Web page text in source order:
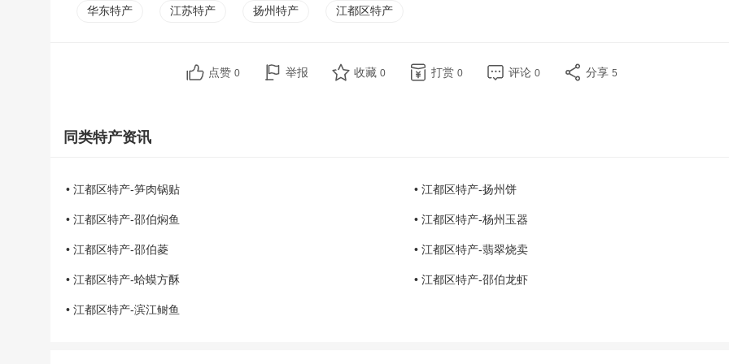
华东特产 江苏特产 扬州特产 江都区特产
点赞 0 举报 收藏 0 打赏 0 评论 0 分享 5
同类特产资讯
• 江都区特产-笋肉锅贴 • 江都区特产-扬州饼
• 江都区特产-邵伯焖鱼 • 江都区特产-杨州玉器
• 江都区特产-邵伯菱 • 江都区特产-翡翠烧卖
• 江都区特产-蛤蟆方酥 • 江都区特产-邵伯龙虾
• 江都区特产-滨江鲥鱼